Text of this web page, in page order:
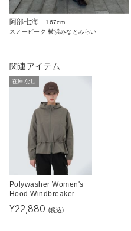
阿部七海
167cm
スノーピーク 横浜みなとみらい
関連アイテム
在庫なし
Polywasher Women's
Hood Windbreaker
¥22,880 (税込)